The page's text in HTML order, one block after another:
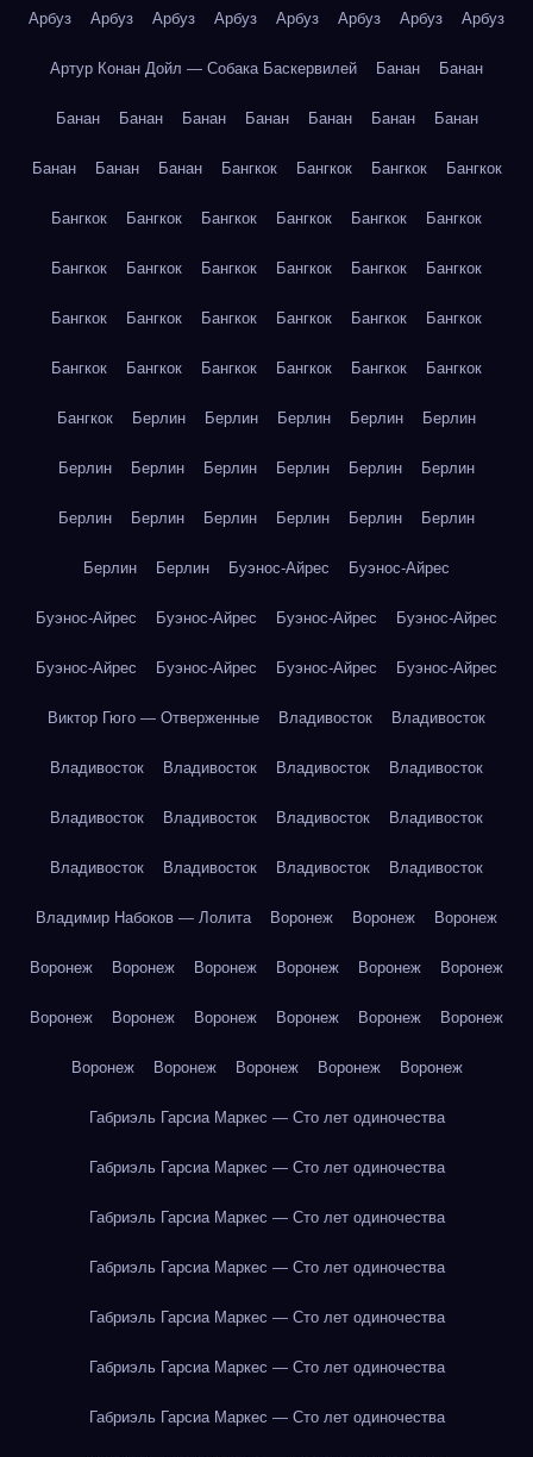
Арбуз Арбуз Арбуз Арбуз Арбуз Арбуз Арбуз Арбуз
Артур Конан Дойл — Собака Баскервилей Банан Банан
Банан Банан Банан Банан Банан Банан Банан
Банан Банан Банан Бангкок Бангкок Бангкок Бангкок
Бангкок Бангкок Бангкок Бангкок Бангкок Бангкок
Бангкок Бангкок Бангкок Бангкок Бангкок Бангкок
Бангкок Бангкок Бангкок Бангкок Бангкок Бангкок
Бангкок Бангкок Бангкок Бангкок Бангкок Бангкок
Бангкок Берлин Берлин Берлин Берлин Берлин
Берлин Берлин Берлин Берлин Берлин Берлин
Берлин Берлин Берлин Берлин Берлин Берлин
Берлин Берлин Буэнос-Айрес Буэнос-Айрес
Буэнос-Айрес Буэнос-Айрес Буэнос-Айрес Буэнос-Айрес
Буэнос-Айрес Буэнос-Айрес Буэнос-Айрес Буэнос-Айрес
Виктор Гюго — Отверженные Владивосток Владивосток
Владивосток Владивосток Владивосток Владивосток
Владивосток Владивосток Владивосток Владивосток
Владивосток Владивосток Владивосток Владивосток
Владимир Набоков — Лолита Воронеж Воронеж Воронеж
Воронеж Воронеж Воронеж Воронеж Воронеж Воронеж
Воронеж Воронеж Воронеж Воронеж Воронеж Воронеж
Воронеж Воронеж Воронеж Воронеж Воронеж
Габриэль Гарсиа Маркес — Сто лет одиночества
Габриэль Гарсиа Маркес — Сто лет одиночества
Габриэль Гарсиа Маркес — Сто лет одиночества
Габриэль Гарсиа Маркес — Сто лет одиночества
Габриэль Гарсиа Маркес — Сто лет одиночества
Габриэль Гарсиа Маркес — Сто лет одиночества
Габриэль Гарсиа Маркес — Сто лет одиночества